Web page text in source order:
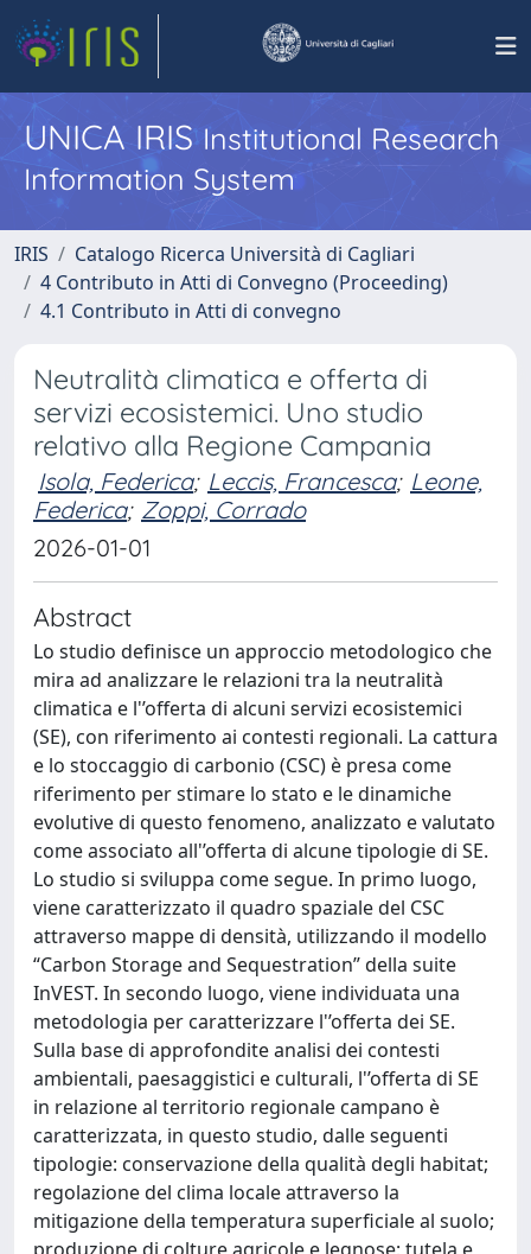
UNICA IRISInstitutional Research
Information System
IRIS
Catalogo Ricerca Università di Cagliari
4 Contributo in Atti di Convegno (Proceeding)
4.1 Contributo in Atti di convegno
Neutralità climatica e offerta di
servizi ecosistemici. Uno studio
relativo alla Regione Campania
Isola, Federica; Leccis, Francesca; Leone,
Federica; Zoppi, Corrado
2026-01-01
Abstract
Lo studio definisce un approccio metodologico che
mira ad analizzare le relazioni tra la neutralità
climatica e l'’offerta di alcuni servizi ecosistemici
(SE), con riferimento ai contesti regionali. La cattura
e lo stoccaggio di carbonio (CSC) è presa come
riferimento per stimare lo stato e le dinamiche
evolutive di questo fenomeno, analizzato e valutato
come associato all'’offerta di alcune tipologie di SE.
Lo studio si sviluppa come segue. In primo luogo,
viene caratterizzato il quadro spaziale del CSC
attraverso mappe di densità, utilizzando il modello
“Carbon Storage and Sequestration” della suite
InVEST. In secondo luogo, viene individuata una
metodologia per caratterizzare l'’offerta dei SE.
Sulla base di approfondite analisi dei contesti
ambientali, paesaggistici e culturali, l'’offerta di SE
in relazione al territorio regionale campano è
caratterizzata, in questo studio, dalle seguenti
tipologie: conservazione della qualità degli habitat;
regolazione del clima locale attraverso la
mitigazione della temperatura superficiale al suolo;